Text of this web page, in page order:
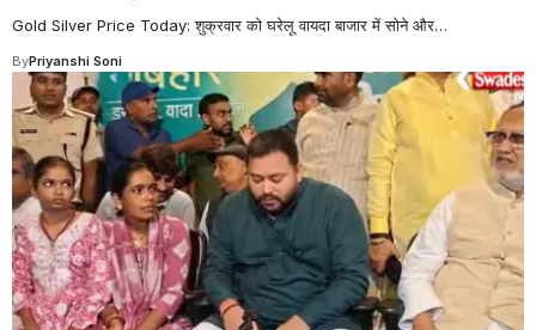
Gold Silver Price Today: शुक्रवार को घरेलू वायदा बाजार में सोने और…
ByPriyanshi Soni